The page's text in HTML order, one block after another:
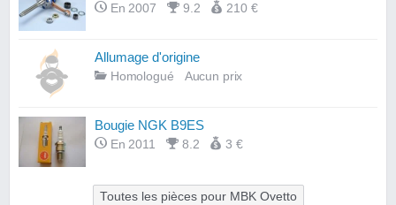
En 2007 9.2 210 €
Allumage d'origine
Homologué Aucun prix
Bougie NGK B9ES
En 2011 8.2 3 €
Toutes les pièces pour MBK Ovetto